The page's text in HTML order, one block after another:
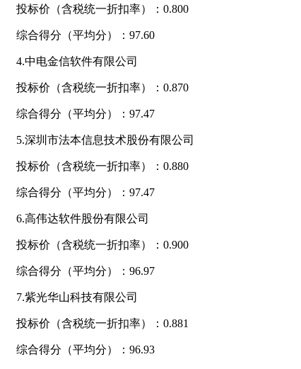
投标价（含税统一折扣率）：0.800
综合得分（平均分）：97.60
4.中电金信软件有限公司
投标价（含税统一折扣率）：0.870
综合得分（平均分）：97.47
5.深圳市法本信息技术股份有限公司
投标价（含税统一折扣率）：0.880
综合得分（平均分）：97.47
6.高伟达软件股份有限公司
投标价（含税统一折扣率）：0.900
综合得分（平均分）：96.97
7.紫光华山科技有限公司
投标价（含税统一折扣率）：0.881
综合得分（平均分）：96.93